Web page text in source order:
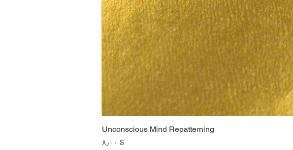
Unconscious Mind Repatterning
Price
$ ۸٫۰۰